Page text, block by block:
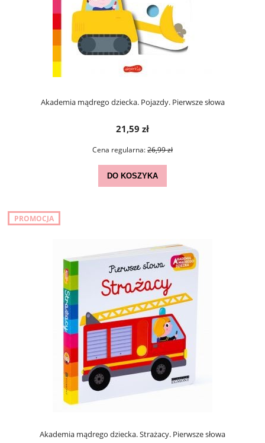
Akademia mądrego dziecka. Pojazdy. Pierwsze słowa
21,59 zł
Cena regularna:26,99 zł
DO KOSZYKA
Akademia mądrego dziecka. Strażacy. Pierwsze słowa
PROMOCJA